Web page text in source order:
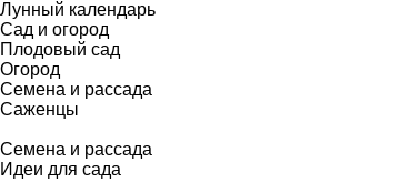
Лунный календарь
Сад и огород
Плодовый сад
Огород
Семена и рассада
Саженцы
Семена и рассада
Идеи для сада